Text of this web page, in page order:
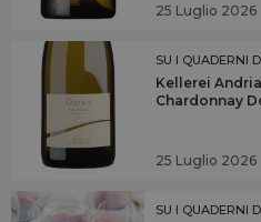
25 Luglio 2026
SU I QUADERNI
Kellerei
Chardonnay
25 Luglio 2026
SU I QUADERNI